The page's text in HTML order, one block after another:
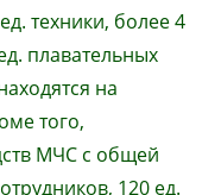
техники, более 4
плавательных
на
того,
МЧС с общей
120 ед.